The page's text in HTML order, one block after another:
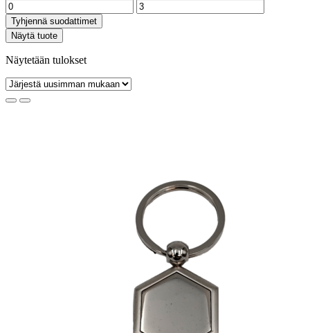
Tyhjennä suodattimet
Näytä tuote
Näytetään tulokset